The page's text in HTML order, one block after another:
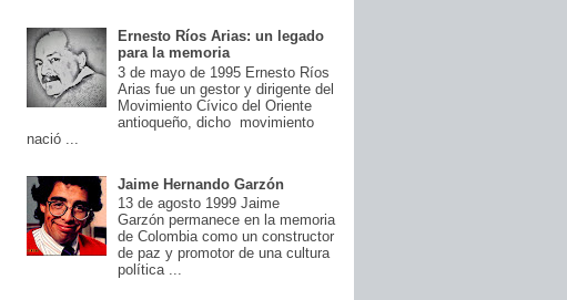
Ernesto Ríos Arias: un legado
para la memoria
3 de mayo de 1995 Ernesto Ríos
Arias fue un gestor y dirigente del
Movimiento Cívico del Oriente
antioqueño, dicho movimiento
nació ...
Jaime Hernando Garzón
13 de agosto 1999 Jaime
Garzón permanece en la memoria
de Colombia como un constructor
de paz y promotor de una cultura
política ...